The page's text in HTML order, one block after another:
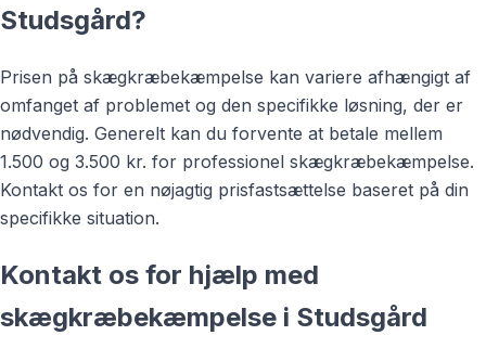
Studsgård?
Prisen på skægkræbekæmpelse kan variere afhængigt af
omfanget af problemet og den specifikke løsning, der er
nødvendig. Generelt kan du forvente at betale mellem
1.500 og 3.500 kr. for professionel skægkræbekæmpelse.
Kontakt os for en nøjagtig prisfastsættelse baseret på din
specifikke situation.
Kontakt os for hjælp med
skægkræbekæmpelse i Studsgård